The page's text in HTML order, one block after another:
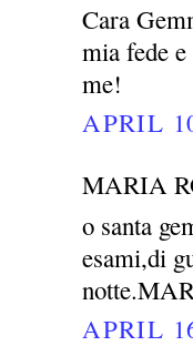
Cara
mia fede
me!
APRIL
MARIA
o santa
esami,di
APRIL